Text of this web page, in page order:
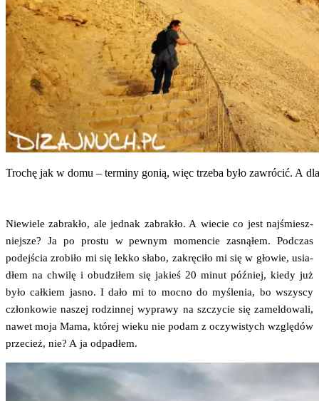
Tro­chę jak w domu – ter­mi­ny gonią, więc trze­ba było zawró­cić. A
Nie­wie­le zabra­kło, ale jed­nak zabra­kło. A wie­cie co jest naj­śmiesz­
niej­sze? Ja po pro­stu w pew­nym momen­cie zasną­łem. Pod­czas
podej­ścia zro­bi­ło mi się lek­ko sła­bo, zakrę­ci­ło mi się w gło­wie, usia­
dłem na chwi­lę i obu­dzi­łem się jakieś 20 minut póź­niej, kie­dy już
było cał­kiem jasno. I dało mi to moc­no do myśle­nia, bo wszy­scy
człon­ko­wie naszej rodzin­nej wypra­wy na szczy­cie się zamel­do­wa­li,
nawet moja Mama, któ­rej wie­ku nie podam z oczy­wi­stych wzglę­dów
prze­cież, nie? A ja odpadłem.